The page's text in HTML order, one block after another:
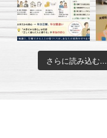
さらに読み込む...